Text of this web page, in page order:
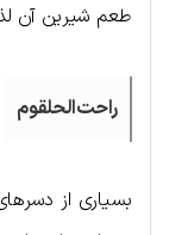
طعم شیرین آن
راحت‌الحلقوم
بسیاری از